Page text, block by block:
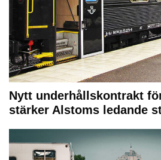
Nytt underhållskontrakt
stärker Alstoms ledande